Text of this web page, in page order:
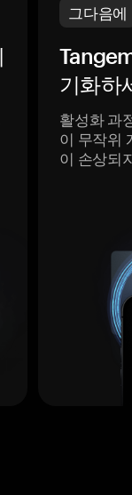
그다음에
기화하
활성화 과
이 무작위
이 손상되